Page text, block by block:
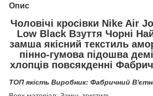
Опис
Чоловічі кросівки Nike Air
Low Black Взуття Чорні
замша якісний текстиль
пінно-гумова підошва
хлопців повсякденні
ТОП якість Виробник: Фабричний